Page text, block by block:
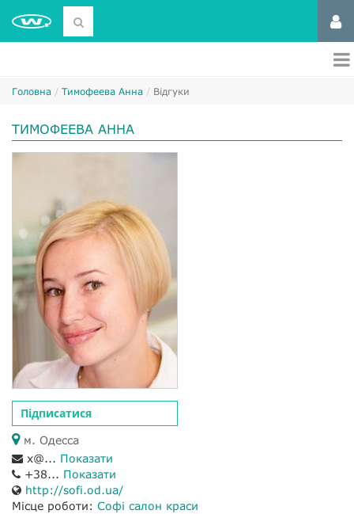
Головна Тимофеева Анна Відгуки
ТИМОФЕЕВА АННА
Підписатися
м. Одесса
x@... Показати
+38... Показати
http://sofi.od.ua/
Місце роботи: Софі салон краси